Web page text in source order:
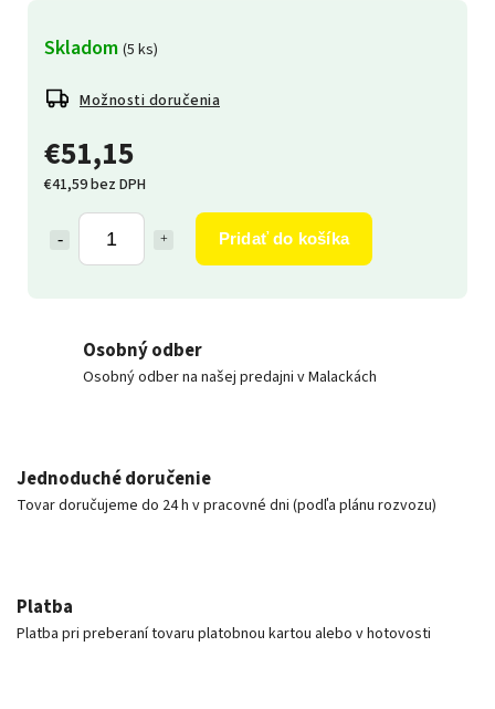
€51,15
€41,59 bez DPH
Pridať do košíka
Skladom (5 ks)
Možnosti doručenia
Osobný odber
Osobný odber na našej predajni v Malackách
Jednoduché doručenie
Tovar doručujeme do 24 h v pracovné dni (podľa plánu rozvozu)
Platba
Platba pri preberaní tovaru platobnou kartou alebo v hotovosti